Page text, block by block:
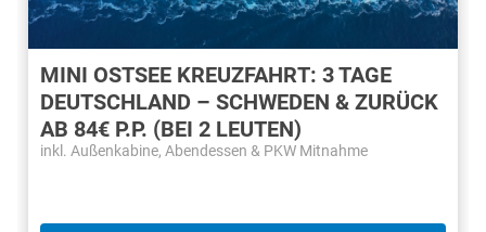
MINI OSTSEE KREUZFAHRT: 3 TAGE
DEUTSCHLAND – SCHWEDEN & ZURÜCK
AB 84€ P.P. (BEI 2 LEUTEN)
inkl. Außenkabine, Abendessen & PKW Mitnahme